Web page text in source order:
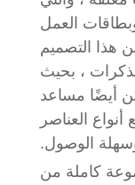
العمل
هذا التصميم
، بحيث
أيضًا مساعد
العناصر
الوصول.
كاملة من